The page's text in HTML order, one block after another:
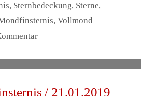
, Sternbedeckung, Sterne,
, Vollmond
/ 21.01.2019